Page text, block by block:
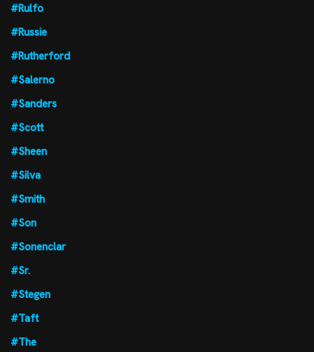
#Rulfo
#Russie
#Rutherford
#Salerno
#Sanders
#Scott
#Sheen
#Silva
#Smith
#Son
#Sonenclar
#Sr.
#Stegen
#Taft
#The